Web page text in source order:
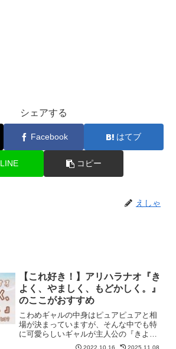
シェアする
Facebook はてブ
LINE コピー
えしゃ
【これ好き！】アリハラナオ『き
よく、やましく、もどかしく。』
のここがおすすめ
こわめギャルの中身はピュアピュアと相
場が決まっていますが、そんな中でも特
に可愛らしいギャルが主人公の『きよ
く、やましく、もどかしく。』の魅力を
2022.10.16 2025.11.08